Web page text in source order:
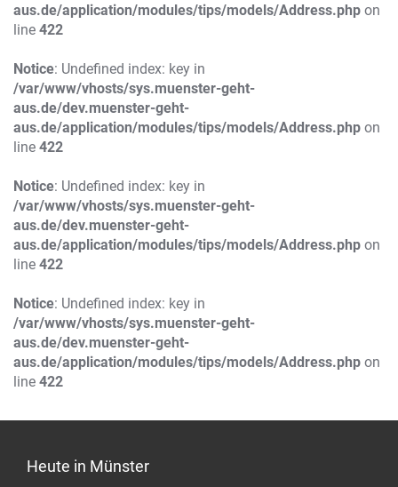
aus.de/application/modules/tips/models/Address.php on
line 422
Notice: Undefined index: key in
/var/www/vhosts/sys.muenster-geht-
aus.de/dev.muenster-geht-
aus.de/application/modules/tips/models/Address.php on
line 422
Notice: Undefined index: key in
/var/www/vhosts/sys.muenster-geht-
aus.de/dev.muenster-geht-
aus.de/application/modules/tips/models/Address.php on
line 422
Notice: Undefined index: key in
/var/www/vhosts/sys.muenster-geht-
aus.de/dev.muenster-geht-
aus.de/application/modules/tips/models/Address.php on
line 422
Heute in Münster